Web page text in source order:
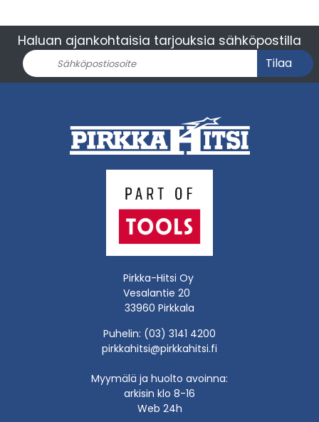
Haluan ajankohtaisia tarjouksia sähköpostilla
Tilaa
Pirkka-Hitsi Oy
Vesalantie 20
33960 Pirkkala
Puhelin: (03) 3141 4200
pirkkahitsi@pirkkahitsi.fi
Myymälä ja huolto avoinna:
arkisin klo 8-16
Web 24h